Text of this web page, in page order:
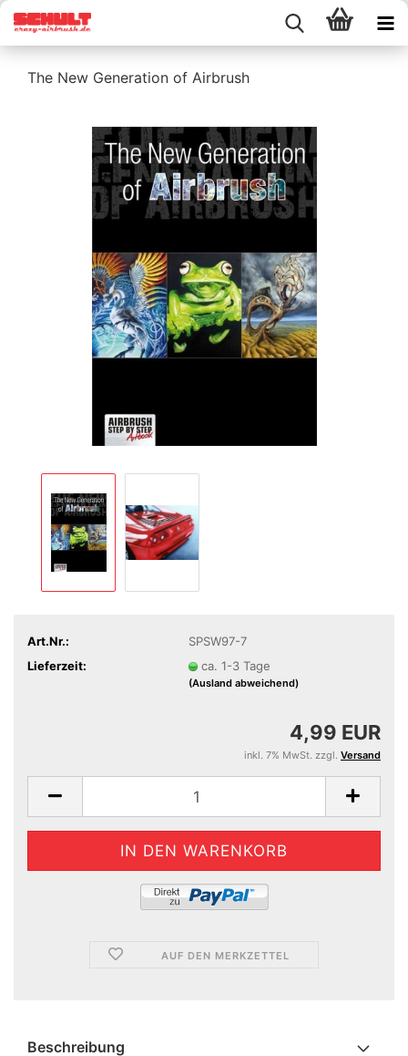
The New Generation of Airbrush
Art.Nr.:
SPSW97-7
Lieferzeit:
ca. 1-3 Tage
(Ausland abweichend)
4,99 EUR
inkl. 7% MwSt. zzgl. Versand
AUF DEN MERKZETTEL
Beschreibung